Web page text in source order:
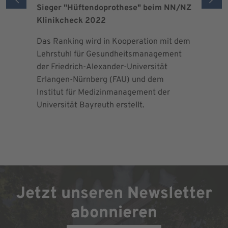
Sieger "Hüftendoprothese" beim NN/NZ
Klinikcheck 2022
Das Ranking wird in Kooperation mit dem
Lehrstuhl für Gesundheitsmanagement
der Friedrich-Alexander-Universität
Erlangen-Nürnberg (FAU) und dem
Institut für Medizinmanagement der
Universität Bayreuth erstellt.
Jetzt unseren Newsletter
abonnieren